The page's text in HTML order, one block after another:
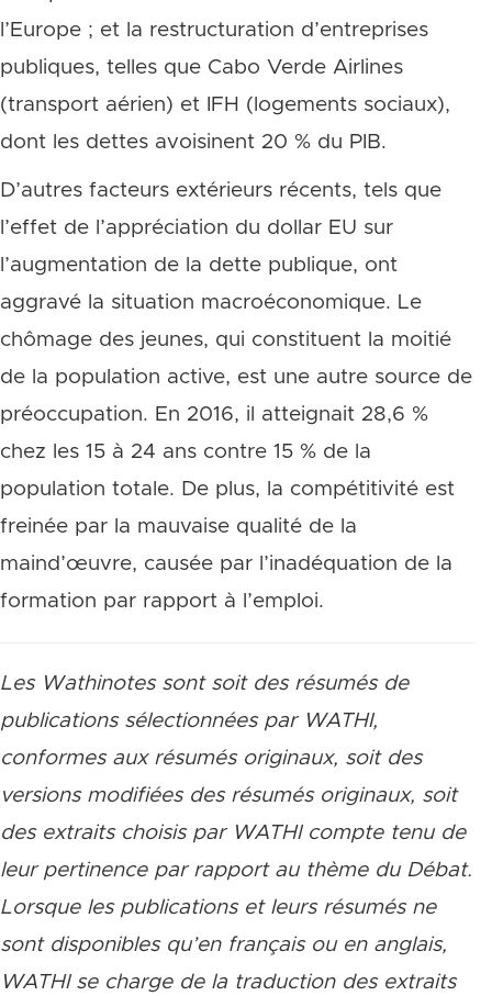
l’Europe ; et la restructuration d’entreprises
publiques, telles que Cabo Verde Airlines
(transport aérien) et IFH (logements sociaux),
dont les dettes avoisinent 20 % du PIB.
D’autres facteurs extérieurs récents, tels que
l’effet de l’appréciation du dollar EU sur
l’augmentation de la dette publique, ont
aggravé la situation macroéconomique. Le
chômage des jeunes, qui constituent la moitié
de la population active, est une autre source de
préoccupation. En 2016, il atteignait 28,6 %
chez les 15 à 24 ans contre 15 % de la
population totale. De plus, la compétitivité est
freinée par la mauvaise qualité de la
maind’œuvre, causée par l’inadéquation de la
formation par rapport à l’emploi.
Les Wathinotes sont soit des résumés de
publications sélectionnées par WATHI,
conformes aux résumés originaux, soit des
versions modifiées des résumés originaux, soit
des extraits choisis par WATHI compte tenu de
leur pertinence par rapport au thème du Débat.
Lorsque les publications et leurs résumés ne
sont disponibles qu’en français ou en anglais,
WATHI se charge de la traduction des extraits